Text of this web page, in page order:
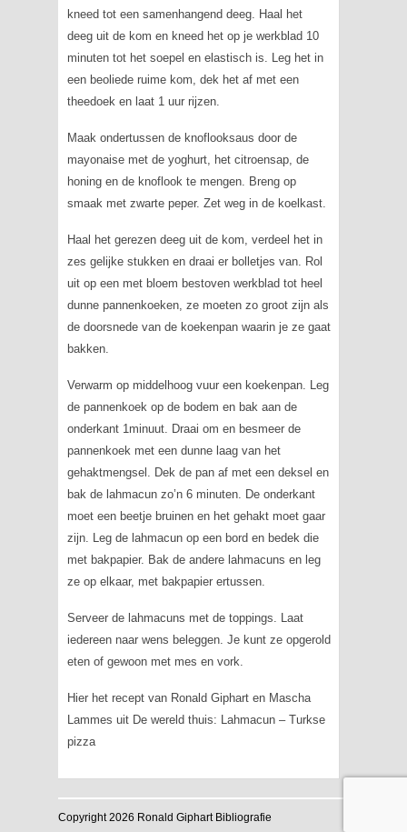
kneed tot een samenhangend deeg. Haal het
deeg uit de kom en kneed het op je werkblad 10
minuten tot het soepel en elastisch is. Leg het in
een beoliede ruime kom, dek het af met een
theedoek en laat 1 uur rijzen.
Maak ondertussen de knoflooksaus door de
mayonaise met de yoghurt, het citroensap, de
honing en de knoflook te mengen. Breng op
smaak met zwarte peper. Zet weg in de koelkast.
Haal het gerezen deeg uit de kom, verdeel het in
zes gelijke stukken en draai er bolletjes van. Rol
uit op een met bloem bestoven werkblad tot heel
dunne pannenkoeken, ze moeten zo groot zijn als
de doorsnede van de koekenpan waarin je ze gaat
bakken.
Verwarm op middelhoog vuur een koekenpan. Leg
de pannenkoek op de bodem en bak aan de
onderkant 1minuut. Draai om en besmeer de
pannenkoek met een dunne laag van het
gehaktmengsel. Dek de pan af met een deksel en
bak de lahmacun zo’n 6 minuten. De onderkant
moet een beetje bruinen en het gehakt moet gaar
zijn. Leg de lahmacun op een bord en bedek die
met bakpapier. Bak de andere lahmacuns en leg
ze op elkaar, met bakpapier ertussen.
Serveer de lahmacuns met de toppings. Laat
iedereen naar wens beleggen. Je kunt ze opgerold
eten of gewoon met mes en vork.
Hier het recept van Ronald Giphart en Mascha
Lammes uit De wereld thuis: Lahmacun – Turkse
pizza
Copyright 2026 Ronald Giphart Bibliografie